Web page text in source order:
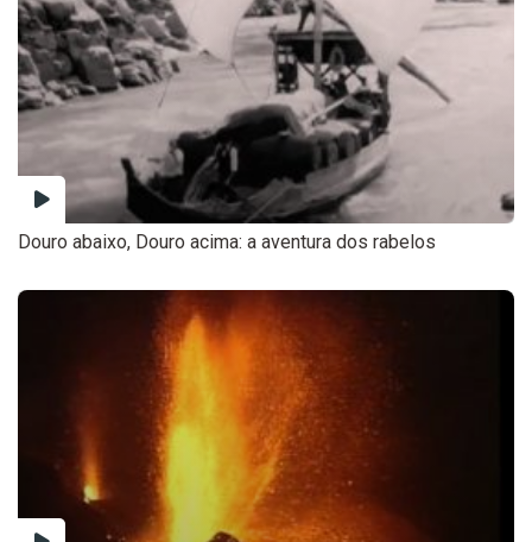
Douro abaixo, Douro acima: a aventura dos rabelos